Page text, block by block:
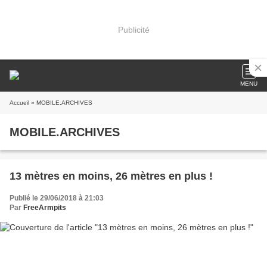
Publicité
MENU
Accueil » MOBILE.ARCHIVES
MOBILE.ARCHIVES
13 mètres en moins, 26 mètres en plus !
Publié le 29/06/2018 à 21:03
Par FreeArmpits